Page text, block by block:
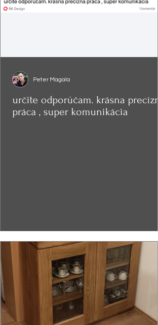
určite odporúčam. krásna
práca , super komunikácia
Peter Magala